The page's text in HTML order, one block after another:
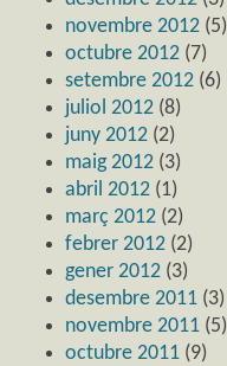
novembre 2012 (5)
octubre 2012 (7)
setembre 2012 (6)
juliol 2012 (8)
juny 2012 (2)
maig 2012 (3)
abril 2012 (1)
març 2012 (2)
febrer 2012 (2)
gener 2012 (3)
desembre 2011 (3)
novembre 2011 (5)
octubre 2011 (9)